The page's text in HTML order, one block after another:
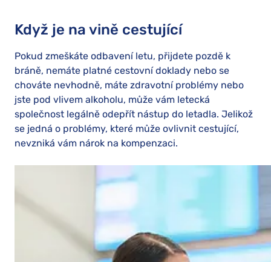
Když je na vině cestující
Pokud zmeškáte odbavení letu, přijdete pozdě k
bráně, nemáte platné cestovní doklady nebo se
chováte nevhodně, máte zdravotní problémy nebo
jste pod vlivem alkoholu, může vám letecká
společnost legálně odepřít nástup do letadla. Jelikož
se jedná o problémy, které může ovlivnit cestující,
nevzniká vám nárok na kompenzaci.